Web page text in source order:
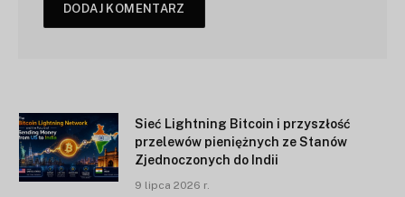
Sieć Lightning Bitcoin i przyszłość
przelewów pieniężnych ze Stanów
Zjednoczonych do Indii
9 lipca 2026 r.